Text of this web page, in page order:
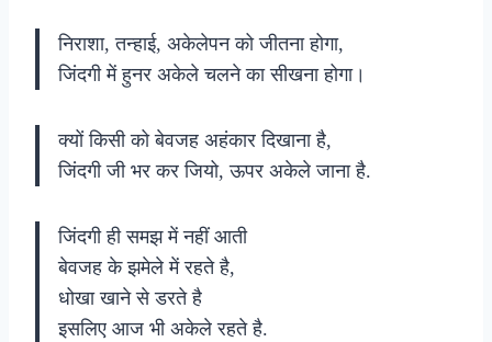
निराशा, तन्हाई, अकेलेपन को जीतना होगा,
जिंदगी में हुनर अकेले चलने का सीखना होगा।
क्यों किसी को बेवजह अहंकार दिखाना है,
जिंदगी जी भर कर जियो, ऊपर अकेले जाना है.
जिंदगी ही समझ में नहीं आती
बेवजह के झमेले में रहते है,
धोखा खाने से डरते है
इसलिए आज भी अकेले रहते है.